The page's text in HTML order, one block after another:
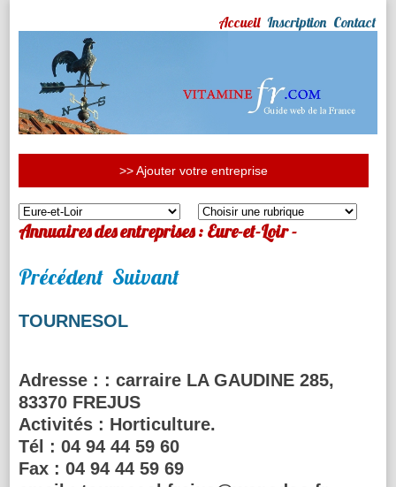
Accueil Inscription Contact
>> Ajouter votre entreprise
Annuaires des entreprises : Eure-et-Loir -
Précédent Suivant
TOURNESOL
Adresse : : carraire LA GAUDINE 285,
83370 FREJUS
Activités : Horticulture.
Tél : 04 94 44 59 60
Fax : 04 94 44 59 69